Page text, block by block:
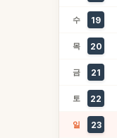
수 19
목 20
금 21
토 22
일 23